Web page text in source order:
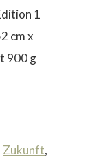
1
cm x
900 g
Zukunft,